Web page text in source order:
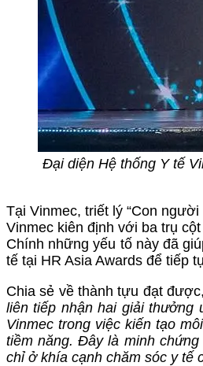
Đại diện Hệ thống Y tế
Tại Vinmec, triết lý “Con
Vinmec kiên định với ba trụ
Chính những yếu tố này đã
tế tại HR Asia Awards để tiếp
Chia sẻ về thành tựu đạt
liên tiếp nhận hai giải thưởng
Vinmec trong việc kiến tạo
tiềm năng. Đây là minh
chỉ ở khía cạnh chăm sóc y tế